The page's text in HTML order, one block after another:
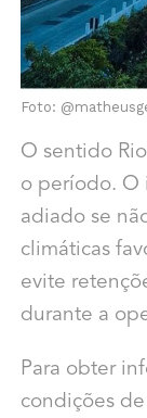
Foto:
O sentido
o período. O
adiado se
climáticas
evite
durante a
Para obter
condições